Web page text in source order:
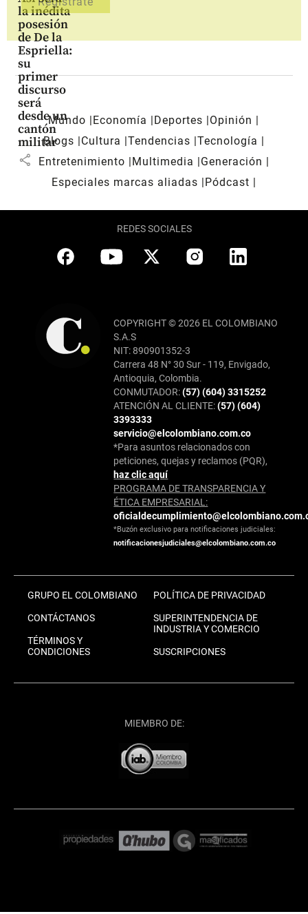
la inédita
posesión
de De la
Espriella:
su
primer
discurso
será
desde un
cantón
militar
share
Mundo Economía Deportes
Opinión
Blogs
Cultura Tendencias Tecnología
Entretenimiento
Multimedia
Generación
Especiales marcas aliadas
Pódcast
REDES SOCIALES
COPYRIGHT © 2026 EL COLOMBIANO
S.A.S
NIT: 890901352-3
Carrera 48 N° 30 Sur - 119, Envigado,
Antioquia, Colombia.
CONMUTADOR:(57) (604) 3315252
ATENCIÓN AL CLIENTE:(57) (604)
3393333
servicio@elcolombiano.com.co
*Para asuntos relacionados con
peticiones, quejas y reclamos (PQR),
haz clic aquí
PROGRAMA DE TRANSPARENCIA Y
ÉTICA EMPRESARIAL:
*Buzón exclusivo para notificaciones judiciales:
notificacionesjudiciales@elcolombiano.com.co
GRUPO EL COLOMBIANO
CONTÁCTANOS
TÉRMINOS Y
CONDICIONES
POLÍTICA DE PRIVACIDAD
SUPERINTENDENCIA DE
INDUSTRIA Y COMERCIO
SUSCRIPCIONES
MIEMBRO DE: